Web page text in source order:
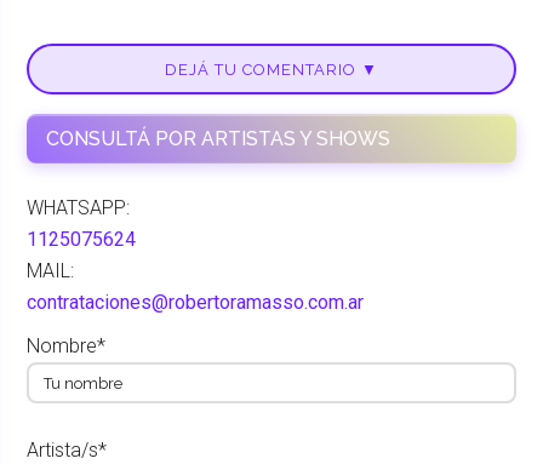
DEJÁ TU COMENTARIO ▼
CONSULTÁ POR ARTISTAS Y SHOWS
WHATSAPP:
1125075624
MAIL:
contrataciones@robertoramasso.com.ar
Nombre*
Artista/s*